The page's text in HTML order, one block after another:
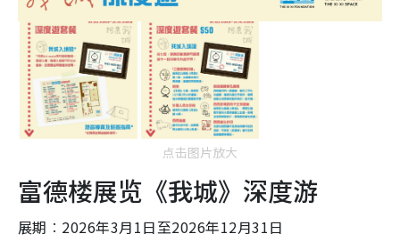
点击图片放大
富德楼展览《我城》深度游
展期︰2026年3月1日至2026年12月31日